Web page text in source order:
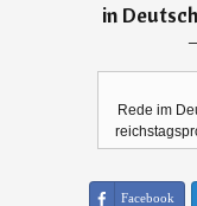
in
Rede im
Facebook